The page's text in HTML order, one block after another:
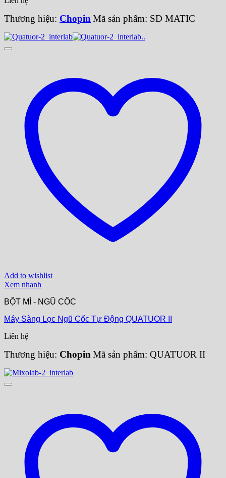
Thương hiệu: Chopin Mã sản phẩm: SD MATIC
Add to wishlist
Xem nhanh
BỘT MÌ - NGŨ CỐC
Máy Sàng Lọc Ngũ Cốc Tự Động QUATUOR II
Liên hệ
Thương hiệu: Chopin Mã sản phẩm: QUATUOR II